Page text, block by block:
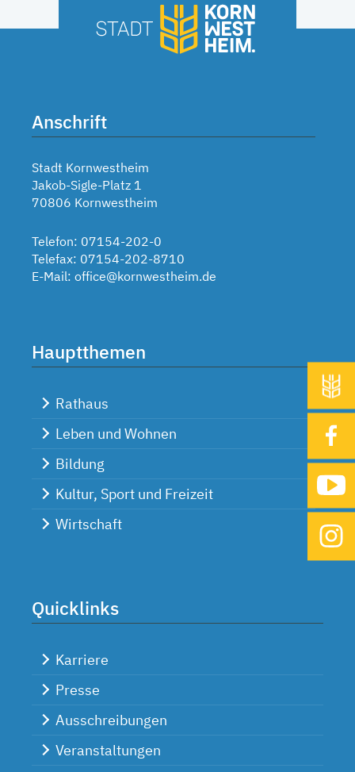
Anschrift
Stadt Kornwestheim
Jakob-Sigle-Platz 1
70806 Kornwestheim
Telefon: 07154-202-0
Telefax: 07154-202-8710
E-Mail: office@kornwestheim.de
Hauptthemen
Rathaus
Leben und Wohnen
Bildung
Kultur, Sport und Freizeit
Wirtschaft
Quicklinks
Karriere
Presse
Ausschreibungen
Veranstaltungen